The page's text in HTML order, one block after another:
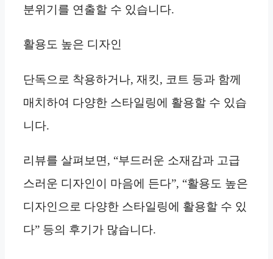
분위기를 연출할 수 있습니다.
활용도 높은 디자인
단독으로 착용하거나, 재킷, 코트 등과 함께
매치하여 다양한 스타일링에 활용할 수 있습
니다.
리뷰를 살펴보면, “부드러운 소재감과 고급
스러운 디자인이 마음에 든다”, “활용도 높은
디자인으로 다양한 스타일링에 활용할 수 있
다” 등의 후기가 많습니다.